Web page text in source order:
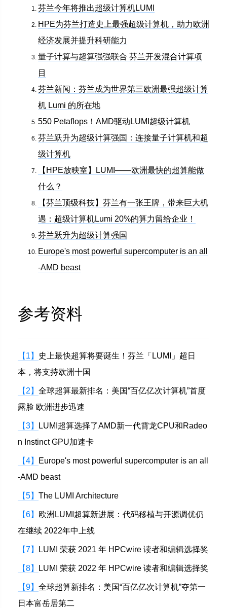
芬兰今年将推出超级计算机LUMI
HPE为芬兰打造史上最强超级计算机，助力欧洲
经济发展并提升科研能力
量子计算与超算强强联合 芬兰开发混合计算项
目
芬兰新闻：芬兰成为世界第三欧洲最强超级计算
机 Lumi 的所在地
550 Petaflops！AMD驱动LUMI超级计算机
芬兰跃升为超级计算强国：连接量子计算机和超
级计算机
【HPE放映室】LUMI——欧洲最快的超算能做
什么？
【芬兰顶级科技】芬兰有一张王牌，带来巨大机
遇：超级计算机Lumi 20%的算力留给企业！
芬兰跃升为超级计算强国
Europe's most powerful supercomputer is an all
-AMD beast
参考资料
【1】
史上最快超算将要诞生！芬兰「LUMI」超日
本，将支持欧洲十国
【2】 全球超算最新排名：美国“百亿亿次计算机”首度
露脸 欧洲进步迅速
【3】
LUMI超算选择了AMD新一代霄龙CPU和Radeo
n Instinct GPU加速卡
【4】
Europe's most powerful supercomputer is an all
-AMD beast
【5】 The LUMI Architecture
【6】 欧洲LUMI超算新进展：代码移植与开源调优仍
在继续 2022年中上线
【7】 LUMI 荣获 2021 年 HPCwire 读者和编辑选择奖
【8】 LUMI 荣获 2022 年 HPCwire 读者和编辑选择奖
【9】 全球超算新排名：美国“百亿亿次计算机”夺第一
日本富岳居第二